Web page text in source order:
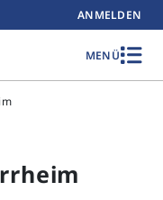
ANMELDEN
MENÜ